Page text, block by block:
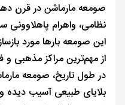
صومعه مارماشن در قرن
نظامی، واهرام
این صومعه بارها مورد
از مهم‌ترین مراکز مذهبی
در طول تاریخ، صومعه
بلایای طبیعی آسیب دیده